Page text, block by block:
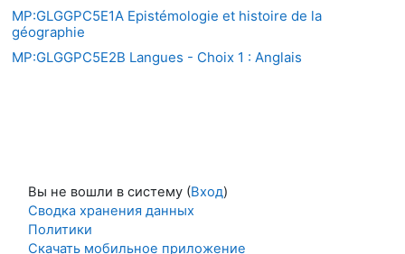
MP:GLGGPC5E1A Epistémologie et histoire de la
géographie
MP:GLGGPC5E2B Langues - Choix 1 : Anglais
Вы не вошли в систему (Вход)
Сводка хранения данных
Политики
Скачать мобильное приложение